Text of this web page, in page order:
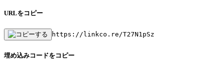
URLをコピー
https://linkco.re/T27N1pSz
埋め込みコードをコピー